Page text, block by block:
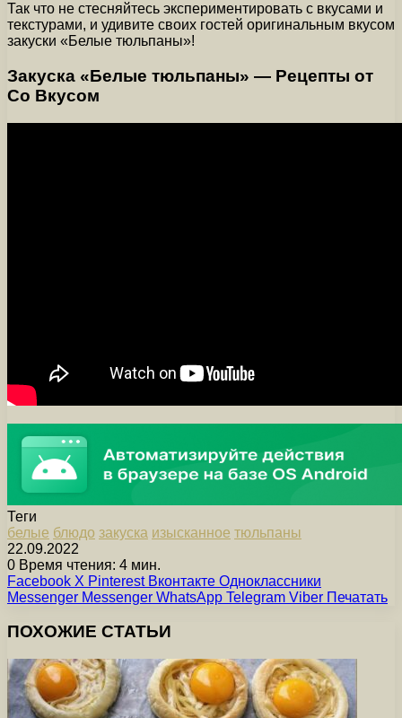
Так что не стесняйтесь экспериментировать с вкусами и
текстурами, и удивите своих гостей оригинальным вкусом
закуски «Белые тюльпаны»!
Закуска «Белые тюльпаны» — Рецепты от
Со Вкусом
Теги
белые блюдо закуска изысканное тюльпаны
22.09.2022
0 Время чтения: 4 мин.
Facebook X Pinterest Вконтакте Одноклассники
Messenger Messenger WhatsApp Telegram Viber Печатать
ПОХОЖИЕ СТАТЬИ